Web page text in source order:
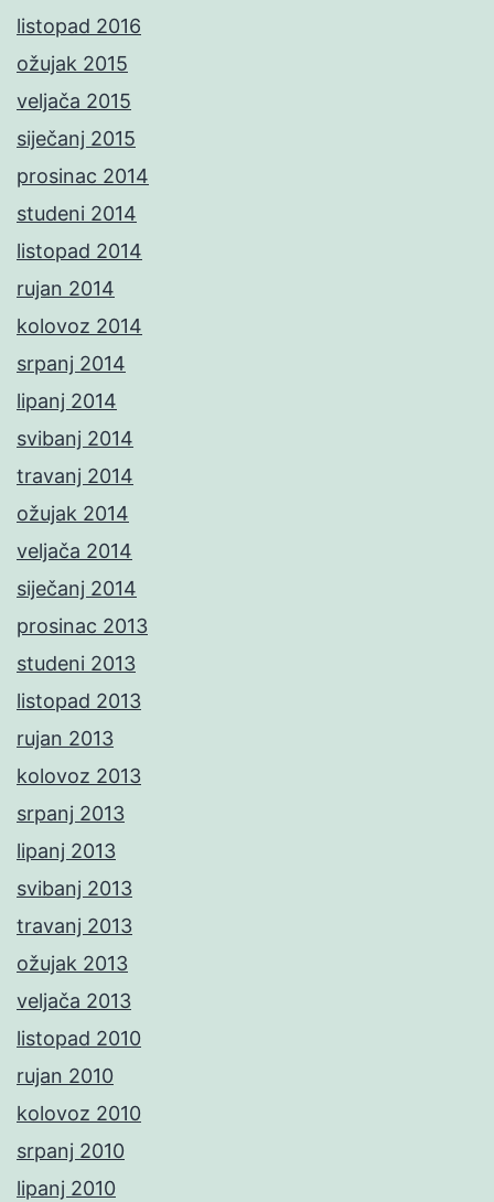
listopad 2016
ožujak 2015
veljača 2015
siječanj 2015
prosinac 2014
studeni 2014
listopad 2014
rujan 2014
kolovoz 2014
srpanj 2014
lipanj 2014
svibanj 2014
travanj 2014
ožujak 2014
veljača 2014
siječanj 2014
prosinac 2013
studeni 2013
listopad 2013
rujan 2013
kolovoz 2013
srpanj 2013
lipanj 2013
svibanj 2013
travanj 2013
ožujak 2013
veljača 2013
listopad 2010
rujan 2010
kolovoz 2010
srpanj 2010
lipanj 2010